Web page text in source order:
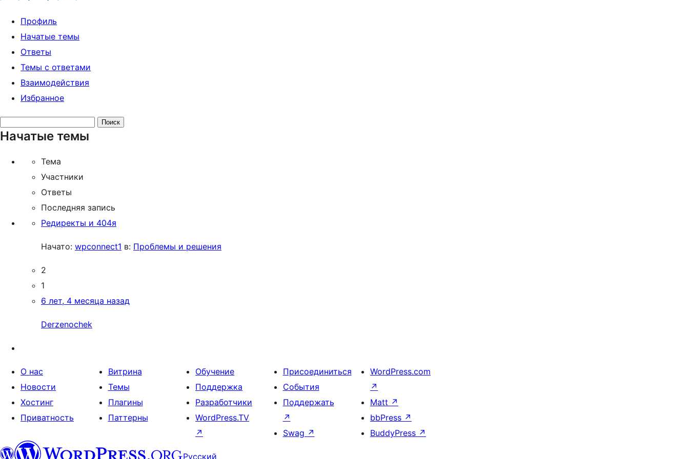
Профиль
Начатые темы
Ответы
Темы с ответами
Взаимодействия
Избранное
тем:
Начатые темы
Тема
Участники
Ответы
Последняя запись
Редиректы и 404я
Начато: wpconnect1 в: Проблемы и решения
2
1
6 лет, 4 месяца назад
Derzenochek
О нас
Новости
Хостинг
Приватность
Витрина
Темы
Плагины
Паттерны
Обучение
Поддержка
Разработчики
WordPress.TV
↗
Присоединиться
События
Поддержать
↗
Swag ↗
WordPress.com
↗
Matt ↗
bbPress ↗
BuddyPress ↗
Русский